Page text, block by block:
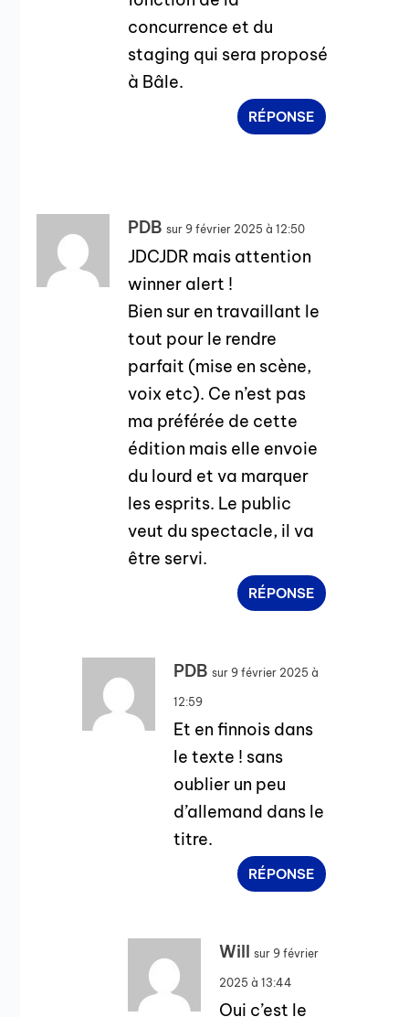
concurrence et du
staging qui sera proposé
à Bâle.
RÉPONSE
PDB sur 9 février 2025 à 12:50
JDCJDR mais attention
winner alert !
Bien sur en travaillant le
tout pour le rendre
parfait (mise en scène,
voix etc). Ce n’est pas
ma préférée de cette
édition mais elle envoie
du lourd et va marquer
les esprits. Le public
veut du spectacle, il va
être servi.
RÉPONSE
PDB sur 9 février 2025 à
12:59
Et en finnois dans
le texte ! sans
oublier un peu
d’allemand dans le
titre.
RÉPONSE
Will sur 9 février
2025 à 13:44
Oui c’est le